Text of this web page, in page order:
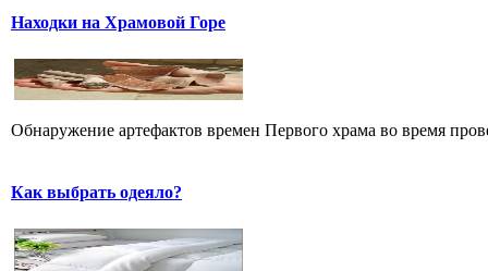
Находки на Храмовой Горе
Обнаружение артефактов времен Первого храма во время
Как выбрать одеяло?